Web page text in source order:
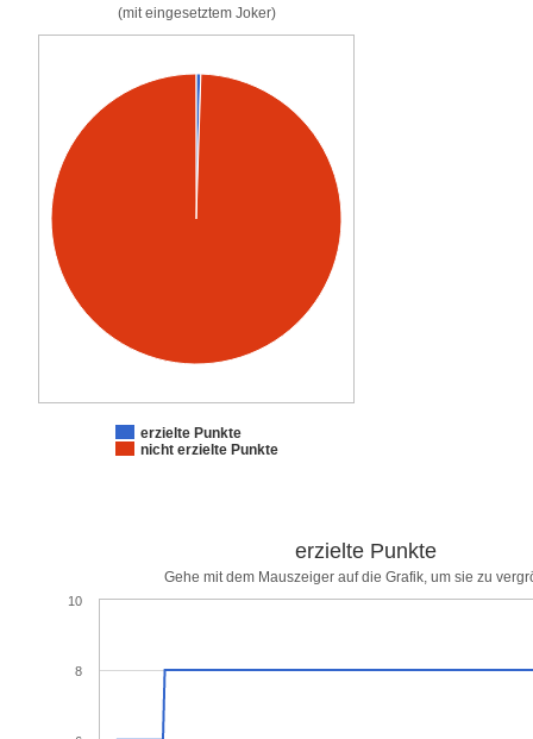
(mit eingesetztem Joker)
erzielte Punkte
nicht erzielte Punkte
erzielte Punkte
Gehe mit dem Mauszeiger auf die Grafik, um sie zu
8
10